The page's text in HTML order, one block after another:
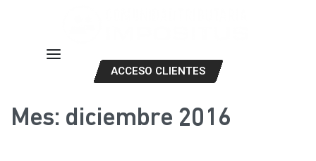
ACCESO CLIENTES
Mes: diciembre 2016